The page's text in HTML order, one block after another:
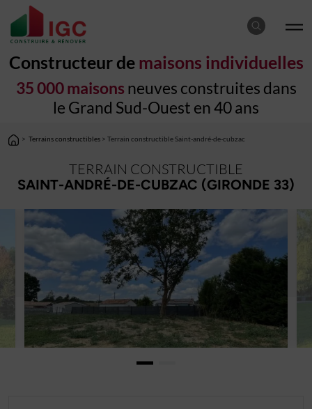
Constructeur de maisons individuelles
35 000 maisons neuves construites dans
le Grand Sud-Ouest en 40 ans
> Terrains constructibles > Terrain constructible Saint-andré-de-cubzac
TERRAIN CONSTRUCTIBLE
SAINT-ANDRÉ-DE-CUBZAC (GIRONDE 33)